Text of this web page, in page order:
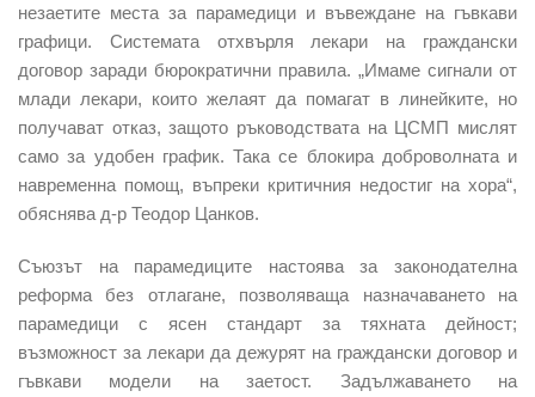
незаетите места за парамедици и въвеждане на гъвкави
графици. Системата отхвърля лекари на граждански
договор заради бюрократични правила. „Имаме сигнали от
млади лекари, които желаят да помагат в линейките, но
получават отказ, защото ръководствата на ЦСМП мислят
само за удобен график. Така се блокира доброволната и
навременна помощ, въпреки критичния недостиг на хора“,
обяснява д-р Теодор Цанков.
Съюзът на парамедиците настоява за законодателна
реформа без отлагане, позволяваща назначаването на
парамедици с ясен стандарт за тяхната дейност;
възможност за лекари да дежурят на граждански договор и
гъвкави модели на заетост. Задължаването на